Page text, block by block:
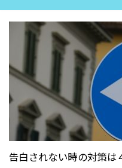
告白されない時の対策は